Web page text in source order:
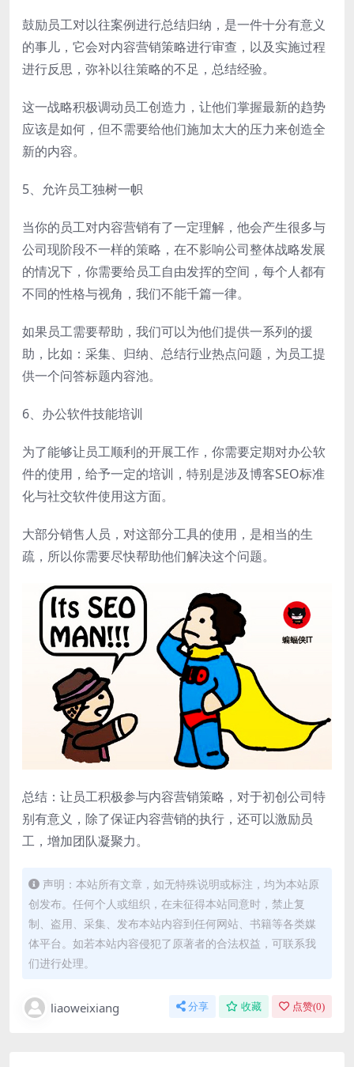
鼓励员工对以往案例进行总结归纳，是一件十分有意义
的事儿，它会对内容营销策略进行审查，以及实施过程
进行反思，弥补以往策略的不足，总结经验。
这一战略积极调动员工创造力，让他们掌握最新的趋势
应该是如何，但不需要给他们施加太大的压力来创造全
新的内容。
5、允许员工独树一帜
当你的员工对内容营销有了一定理解，他会产生很多与
公司现阶段不一样的策略，在不影响公司整体战略发展
的情况下，你需要给员工自由发挥的空间，每个人都有
不同的性格与视角，我们不能千篇一律。
如果员工需要帮助，我们可以为他们提供一系列的援
助，比如：采集、归纳、总结行业热点问题，为员工提
供一个问答标题内容池。
6、办公软件技能培训
为了能够让员工顺利的开展工作，你需要定期对办公软
件的使用，给予一定的培训，特别是涉及博客SEO标准
化与社交软件使用这方面。
大部分销售人员，对这部分工具的使用，是相当的生
疏，所以你需要尽快帮助他们解决这个问题。
总结：让员工积极参与内容营销策略，对于初创公司特
别有意义，除了保证内容营销的执行，还可以激励员
工，增加团队凝聚力。
声明：本站所有文章，如无特殊说明或标注，均为本站原
创发布。任何个人或组织，在未征得本站同意时，禁止复
制、盗用、采集、发布本站内容到任何网站、书籍等各类媒
体平台。如若本站内容侵犯了原著者的合法权益，可联系我
们进行处理。
liaoweixiang 分享 收藏 点赞(0)